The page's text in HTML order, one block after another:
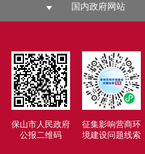
国内政府网站
保山市人民政府
公报二维码
征集影响营商环
境建设问题线索